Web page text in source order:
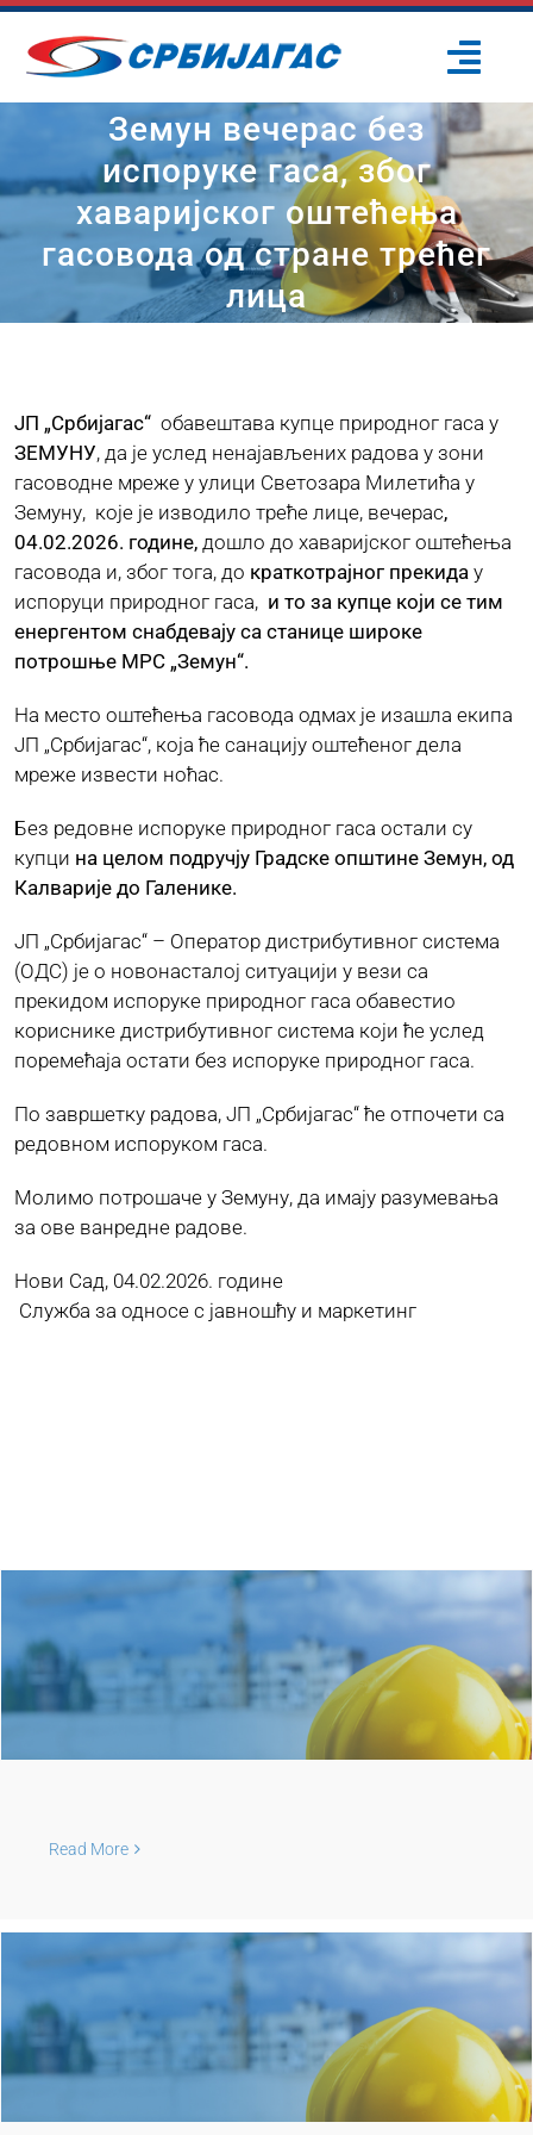
Skip
content
ПОЧЕТНА
О НАМА
ОДРЖИВИ РАЗВОЈ
ПРЕС ЦЕНТАР
ЈАВНЕ НАБАВКЕ
ПЛАН ЈАВНИХ НАБАВКИ
КОНТАКТ
Земун вечерас без
испоруке гаса, због
хаваријског оштећења
гасовода од стране трећег
лица
ЈП „Србијагас“ обавештава купце природног гаса у
ЗЕМУНУ, да је услед ненајављених радова у зони
гасоводне мреже у улици Светозара Милетића у
Земуну, које је изводило треће лице, вечерас,
04.02.2026. године, дошло до хаваријског оштећења
гасовода и, због тога, до краткотрајног прекидау
испоруци природног гаса, и то за купце који се тим
енергентом снабдевају са станице широке
потрошње МРС „Земун“.
На место оштећења гасовода одмах је изашла екипа
ЈП „Србијагас“, која ће санацију оштећеног дела
мреже извести ноћас.
Без редовне испоруке природног гаса остали су
купци на целом подручју Градске општине Земун, од
Калварије до Галенике.
ЈП „Србијагас“ – Оператор дистрибутивног система
(ОДС) је о новонасталој ситуацији у вези са
прекидом испоруке природног гаса обавестио
кориснике дистрибутивног система који ће услед
поремећаја остати без испоруке природног гаса.
По завршетку радова, ЈП „Србијагас“ ће отпочети са
редовном испоруком гаса.
Молимо потрошаче у Земуну, да имају разумевања
за ове ванредне радове.
Нови Сад, 04.02.2026. године
Служба за односе с јавношћу и маркетинг
Read More